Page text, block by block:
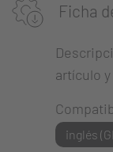
Ficha
artículo
inglés